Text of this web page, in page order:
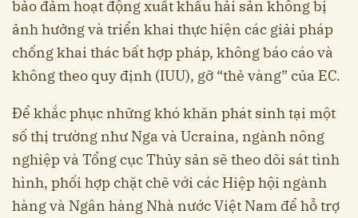
bảo đảm hoạt động xuất khẩu hải sản không bị
ảnh hưởng và triển khai thực hiện các giải pháp
chống khai thác bất hợp pháp, không báo cáo và
không theo quy định (IUU), gỡ “thẻ vàng” của EC.
Để khắc phục những khó khăn phát sinh tại một
số thị trường như Nga và Ucraina, ngành nông
nghiệp và Tổng cục Thủy sản sẽ theo dõi sát tình
hình, phối hợp chặt chẽ với các Hiệp hội ngành
hàng và Ngân hàng Nhà nước Việt Nam để hỗ trợ